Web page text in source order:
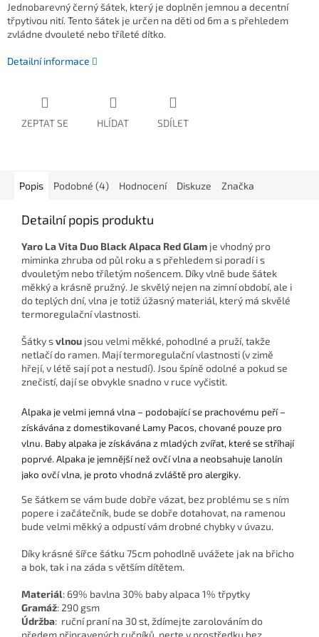
Jednobarevný černý šátek, který je doplněn jemnou a decentní
třpytivou nití. Tento šátek je určen na děti od 6m a s přehledem
zvládne dvouleté nebo tříleté dítko.
Detailní informace
ZEPTAT SE HLÍDAT SDÍLET
Popis Podobné (4) Hodnocení Diskuze Značka
Detailní popis produktu
Yaro La Vita Duo Black Alpaca Red Glam je vhodný pro
miminka zhruba od půl roku a s přehledem si poradí i s
dvouletým nebo tříletým nošencem. Díky vlně bude šátek
měkký a krásně pružný. Je skvělý nejen na zimní období, ale i
do teplých dní, vlna je totiž úžasný materiál, který má skvělé
termoregulační vlastnosti.
Šátky svlnou jsou velmi měkké, pohodlné a pruží, takže
netlačí do ramen. Mají termoregulační vlastnosti (v zimě
hřejí, v létě sají pot a nestudí). Jsou špíně odolné a pokud se
znečistí, dají se obvykle snadno v ruce vyčistit.
Alpaka je velmi jemná vlna – podobající se prachovému peří –
získávána z domestikované Lamy Pacos, chované pouze pro
vlnu. Baby alpaka je získávána z mladých zvířat, které se stříhají
poprvé. Alpaka je jemnější než ovčí vlna a neobsahuje lanolín
jako ovčí vlna, je proto vhodná zvláště pro alergiky.
Se šátkem se vám bude dobře vázat, bez problému se s ním
popere i začátečník, bude se dobře dotahovat, na ramenou
bude velmi měkký a odpustí vám drobné chybky v úvazu.
Díky krásné šířce šátku 75cm pohodlně uvážete jak na břicho
a bok, tak i na záda s větším dítětem.
Materiál: 69% bavlna 30% baby alpaca 1% třpytky
Gramáž: 290 gsm
Údržba: ruční praní na 30 st, ždímejte zarolováním do
předem připravených ručníků, perte v prostředku bez